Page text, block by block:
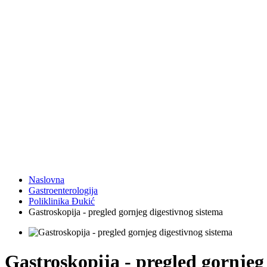
Naslovna
Gastroenterologija
Poliklinika Đukić
Gastroskopija - pregled gornjeg digestivnog sistema
Gastroskopija - pregled